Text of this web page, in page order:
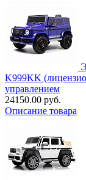
K999KK
управлением
24150.00 руб.
Описание товара